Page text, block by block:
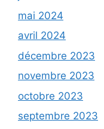
mai 2024
avril 2024
décembre 2023
novembre 2023
octobre 2023
septembre 2023